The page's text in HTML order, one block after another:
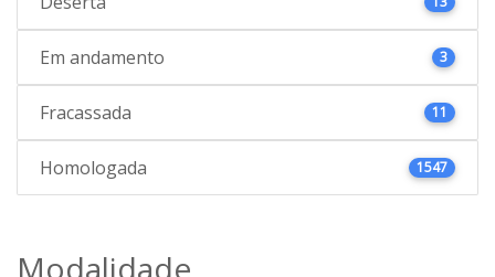
Em andamento 3
Fracassada 11
Homologada 1547
Modalidade